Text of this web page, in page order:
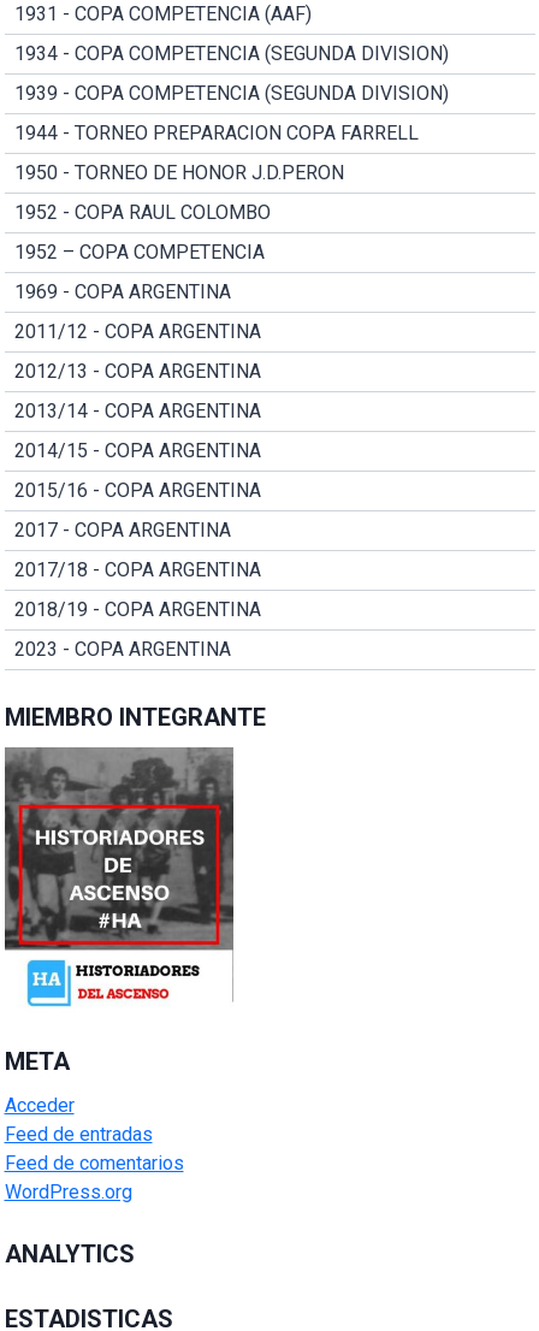
1931 - COPA COMPETENCIA (AAF)
1934 - COPA COMPETENCIA (SEGUNDA DIVISION)
1939 - COPA COMPETENCIA (SEGUNDA DIVISION)
1944 - TORNEO PREPARACION COPA FARRELL
1950 - TORNEO DE HONOR J.D.PERON
1952 - COPA RAUL COLOMBO
1952 – COPA COMPETENCIA
1969 - COPA ARGENTINA
2011/12 - COPA ARGENTINA
2012/13 - COPA ARGENTINA
2013/14 - COPA ARGENTINA
2014/15 - COPA ARGENTINA
2015/16 - COPA ARGENTINA
2017 - COPA ARGENTINA
2017/18 - COPA ARGENTINA
2018/19 - COPA ARGENTINA
2023 - COPA ARGENTINA
MIEMBRO INTEGRANTE
META
Acceder
Feed de entradas
Feed de comentarios
WordPress.org
ANALYTICS
ESTADISTICAS